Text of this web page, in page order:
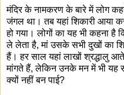
मंदिर के नामकरण के बारे में लोग
जंगल था। तब यहां शिकारी आया
हो गया। लोगों का यह भी कहना है
ले लेता है, मां उसके सभी दुखों का
हैं। हर साल यहां लाखों श्रद्धालु
मांगते हैं, लेकिन उनके मन में भी यह
क्यों नहीं बन पाई?